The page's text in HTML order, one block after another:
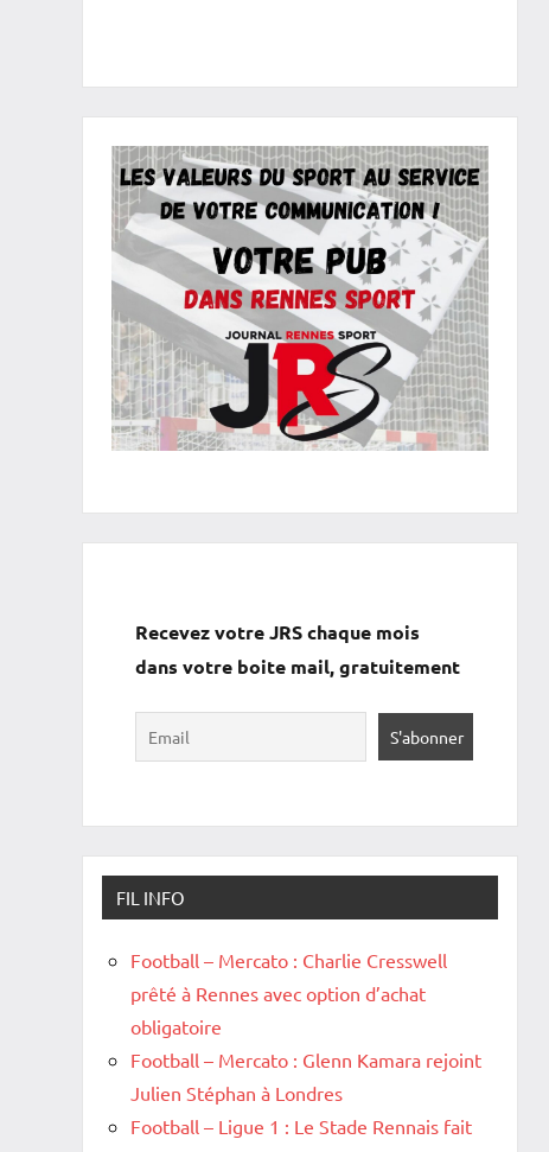
Recevez votre JRS chaque mois
dans votre boite mail, gratuitement
FIL INFO
Football – Mercato : Charlie Cresswell
prêté à Rennes avec option d’achat
obligatoire
Football – Mercato : Glenn Kamara rejoint
Julien Stéphan à Londres
Football – Ligue 1 : Le Stade Rennais fait